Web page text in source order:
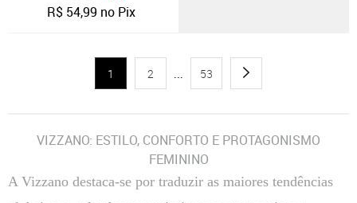
R$ 54,99 no Pix
1 2 ... 53
VIZZANO: ESTILO, CONFORTO E PROTAGONISMO
FEMININO
A Vizzano destaca-se por traduzir as maiores tendências